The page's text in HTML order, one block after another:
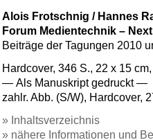
Alois Frotschnig / Hannes
Forum Medientechnik –
Beiträge der Tagungen 2010
Hardcover, 346 S., 22 x 15
— Als Manuskript gedruckt —
zahlr. Abb. (S/W), Hardcover,
» Inhaltsverzeichnis
» nähere Informationen und